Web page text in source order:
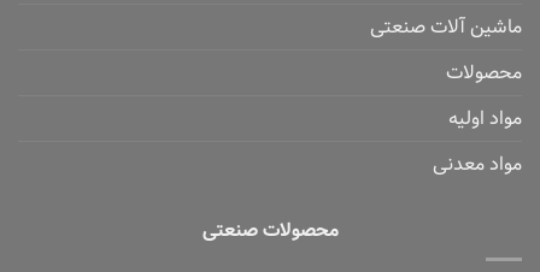
ماشین آلات صنعتی
محصولات
مواد اولیه
مواد معدنی
محصولات صنعتی